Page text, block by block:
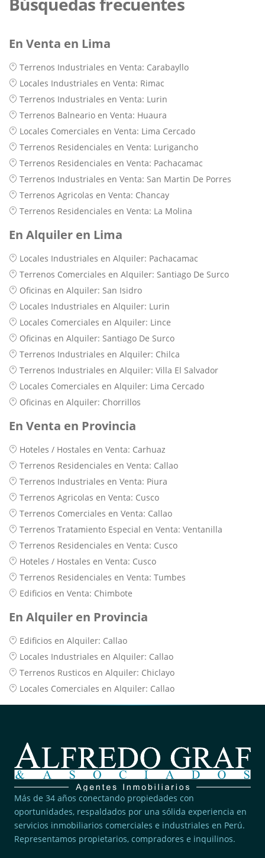
En Venta en Lima
Terrenos Industriales en Venta: Carabayllo
Locales Industriales en Venta: Rimac
Terrenos Industriales en Venta: Lurin
Terrenos Balneario en Venta: Huaura
Locales Comerciales en Venta: Lima Cercado
Terrenos Residenciales en Venta: Lurigancho
Terrenos Residenciales en Venta: Pachacamac
Terrenos Industriales en Venta: San Martin De Porres
Terrenos Agricolas en Venta: Chancay
Terrenos Residenciales en Venta: La Molina
En Alquiler en Lima
Locales Industriales en Alquiler: Pachacamac
Terrenos Comerciales en Alquiler: Santiago De Surco
Oficinas en Alquiler: San Isidro
Locales Industriales en Alquiler: Lurin
Locales Comerciales en Alquiler: Lince
Oficinas en Alquiler: Santiago De Surco
Terrenos Industriales en Alquiler: Chilca
Terrenos Industriales en Alquiler: Villa El Salvador
Locales Comerciales en Alquiler: Lima Cercado
Oficinas en Alquiler: Chorrillos
En Venta en Provincia
Hoteles / Hostales en Venta: Carhuaz
Terrenos Residenciales en Venta: Callao
Terrenos Industriales en Venta: Piura
Terrenos Agricolas en Venta: Cusco
Terrenos Comerciales en Venta: Callao
Terrenos Tratamiento Especial en Venta: Ventanilla
Terrenos Residenciales en Venta: Cusco
Hoteles / Hostales en Venta: Cusco
Terrenos Residenciales en Venta: Tumbes
Edificios en Venta: Chimbote
En Alquiler en Provincia
Edificios en Alquiler: Callao
Locales Industriales en Alquiler: Callao
Terrenos Rusticos en Alquiler: Chiclayo
Locales Comerciales en Alquiler: Callao
Más de 34 años conectando propiedades con
oportunidades, respaldados por una sólida experiencia en
servicios inmobiliarios comerciales e industriales en Perú.
Representamos propietarios, compradores e inquilinos.